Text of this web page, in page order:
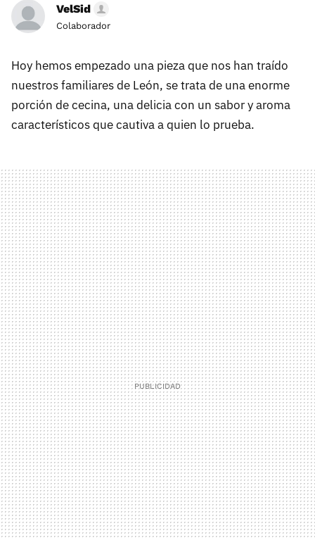
VelSid
Colaborador
Hoy hemos empezado una pieza que nos han traído
nuestros familiares de León, se trata de una enorme
porción de cecina, una delicia con un sabor y aroma
característicos que cautiva a quien lo prueba.